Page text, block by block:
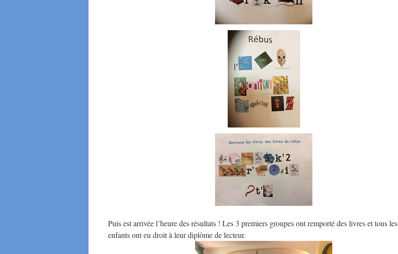
Puis est arrivée l’heure des résultats ! Les 3 premiers groupes ont remporté des livres et tous les
enfants ont eu droit à leur diplôme de lecteur.